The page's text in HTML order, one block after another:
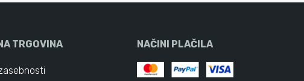
TRGOVINA NAČINI PLAČILA